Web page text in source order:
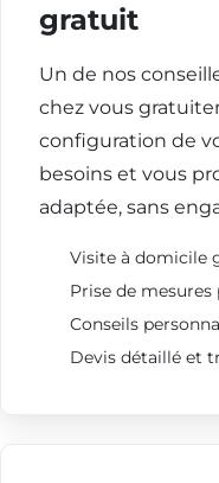
gratuit
Un de nos
chez vous
configuration de
besoins et vous
adaptée, sans
Visite à domicile
Prise de mesures
Conseils
Devis détaillé et